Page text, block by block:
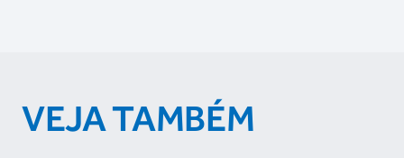
VEJA TAMBÉM